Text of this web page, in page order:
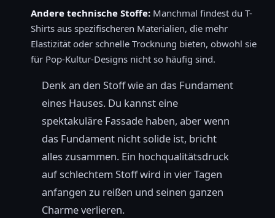
Andere technische Stoffe: Manchmal findest du T-
Shirts aus spezifischeren Materialien, die mehr
Elastizität oder schnelle Trocknung bieten, obwohl sie
für Pop-Kultur-Designs nicht so häufig sind.
Denk an den Stoff wie an das Fundament
eines Hauses. Du kannst eine
spektakuläre Fassade haben, aber wenn
das Fundament nicht solide ist, bricht
alles zusammen. Ein hochqualitätsdruck
auf schlechtem Stoff wird in vier Tagen
anfangen zu reißen und seinen ganzen
Charme verlieren.